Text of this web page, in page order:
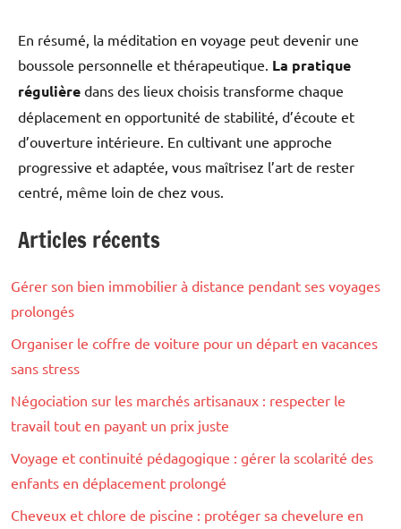
En résumé, la méditation en voyage peut devenir une
boussole personnelle et thérapeutique. La pratique
régulière dans des lieux choisis transforme chaque
déplacement en opportunité de stabilité, d’écoute et
d’ouverture intérieure. En cultivant une approche
progressive et adaptée, vous maîtrisez l’art de rester
centré, même loin de chez vous.
être
Articles récents
Gérer son bien immobilier à distance pendant ses voyages
prolongés
Organiser le coffre de voiture pour un départ en vacances
sans stress
Négociation sur les marchés artisanaux : respecter le
travail tout en payant un prix juste
Voyage et continuité pédagogique : gérer la scolarité des
enfants en déplacement prolongé
Cheveux et chlore de piscine : protéger sa chevelure en